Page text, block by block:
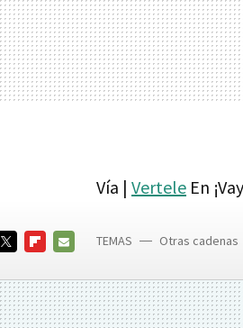
Vía | Vertele En
MAIL
TEMAS Otras cadenas